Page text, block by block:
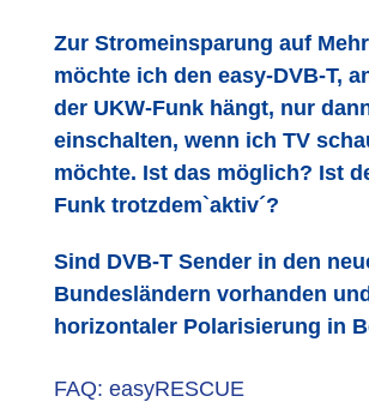
Zur Stromeinsparung auf
möchte ich den easy-DVB-T,
der UKW-Funk hängt, nur
einschalten, wenn ich TV
möchte. Ist das möglich? Ist
Funk trotzdem`aktiv´?
Sind DVB-T Sender in den
Bundesländern vorhanden
horizontaler Polarisierung in
FAQ: easyRESCUE